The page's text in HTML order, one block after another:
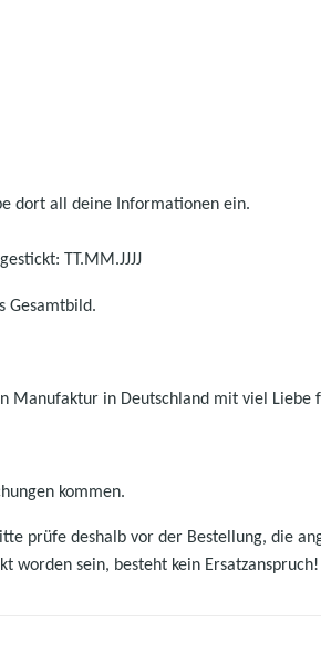
dort all deine Informationen ein.
TT.MM.JJJJ
Gesamtbild.
Manufaktur in Deutschland mit viel Liebe
kommen.
prüfe deshalb vor der Bestellung, die
worden sein, besteht kein Ersatzanspruch!